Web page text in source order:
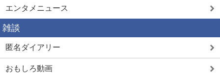
エンタメニュース
雑談
匿名ダイアリー
おもしろ動画